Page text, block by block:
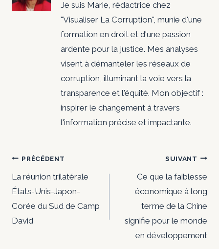
Je suis Marie, rédactrice chez
"Visualiser La Corruption", munie d'une
formation en droit et d'une passion
ardente pour la justice. Mes analyses
visent à démanteler les réseaux de
corruption, illuminant la voie vers la
transparence et l'équité. Mon objectif :
inspirer le changement à travers
l'information précise et impactante.
Navigation
de
l’article
PRÉCÉDENT
La réunion trilatérale
États-Unis-Japon-
Corée du Sud de Camp
David
SUIVANT
Ce que la faiblesse
économique à long
terme de la Chine
signifie pour le monde
en développement